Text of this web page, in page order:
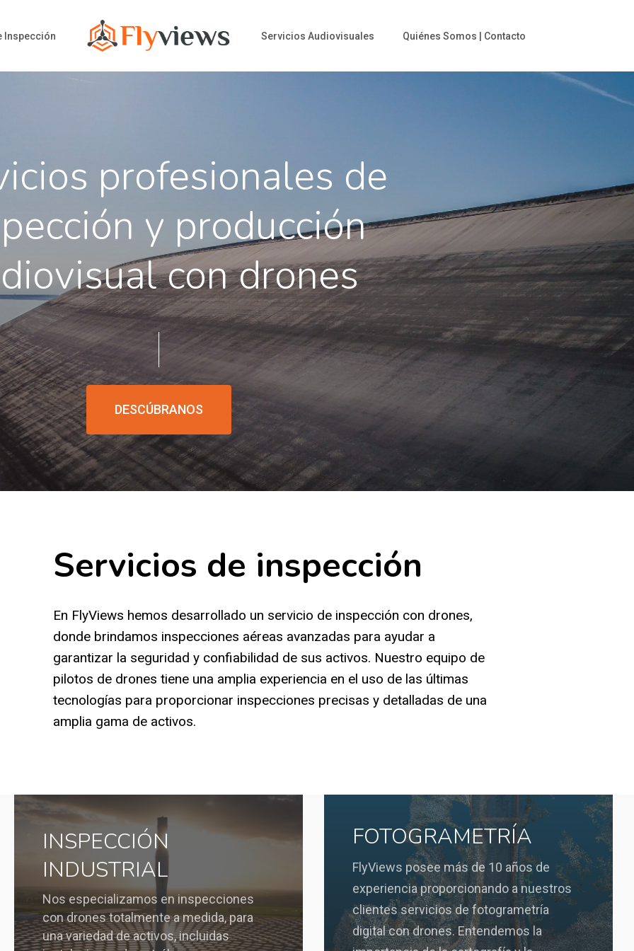
Inspección Servicios Audiovisuales Quiénes Somos | Contacto
profesionales de
y producción
con drones
DESCÚBRANOS
Servicios de inspección
En FlyViews hemos desarrollado un servicio de inspección con drones,
donde brindamos inspecciones aéreas avanzadas para ayudar a
garantizar la seguridad y confiabilidad de sus activos. Nuestro equipo de
pilotos de drones tiene una amplia experiencia en el uso de las últimas
tecnologías para proporcionar inspecciones precisas y detalladas de una
amplia gama de activos.
INSPECCIÓN
INDUSTRIAL
Nos especializamos en inspecciones
con drones totalmente a medida, para
una variedad de activos, incluidas
FOTOGRAMETRÍA
FlyViews posee más de 10 años de
experiencia proporcionando a nuestros
clientes servicios de fotogrametría
digital con drones. Entendemos la